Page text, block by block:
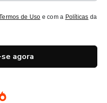
de Uso e com a Políticas da
agora